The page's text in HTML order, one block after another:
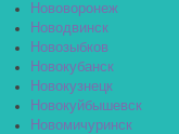
Нововоронеж
Новодвинск
Новозыбков
Новокубанск
Новокузнецк
Новокуйбышевск
Новомичуринск